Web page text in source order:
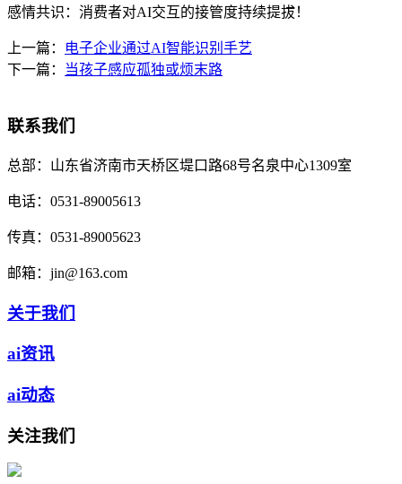
感情共识：消费者对AI交互的接管度持续提拔！
上一篇：
电子企业通过AI智能识别手艺
下一篇：
当孩子感应孤独或烦末路
联系我们
总部： 山东省济南市天桥区堤口路68号名泉中心1309室
电话： 0531-89005613
传真： 0531-89005623
邮箱： jin@163.com
关于我们
ai资讯
ai动态
关注我们